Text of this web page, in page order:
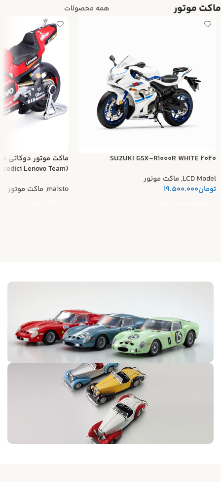
ماکت موتور همه محصولات
SUZUKI GSX-R1000R WHITE 2020
LCD Model
, ماکت موتور
تومان19.500.000
ماکت موتور دوکاتی
(Ducati Desmosedici Lenovo Team)
maisto
, ماکت موتور